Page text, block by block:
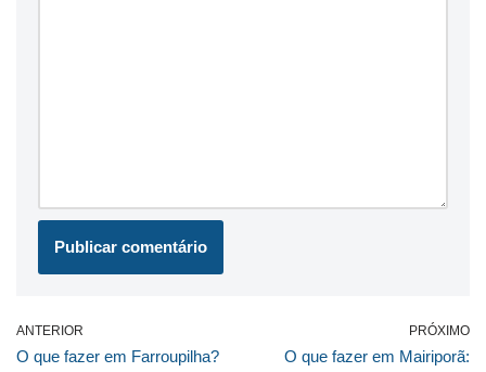
ANTERIOR
O que fazer em Farroupilha?
PRÓXIMO
O que fazer em Mairiporã: